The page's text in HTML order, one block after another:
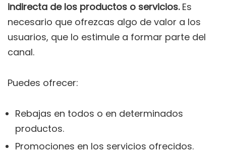
indirecta de los productos o servicios.Es
necesario que ofrezcas algo de valor a los
usuarios, que lo estimule a formar parte del
canal.
Puedes ofrecer:
Rebajas en todos o en determinados
productos.
Promociones en los servicios ofrecidos.